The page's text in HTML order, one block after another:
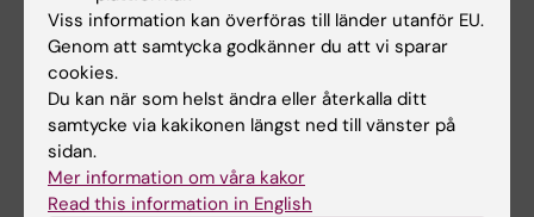
resultaten vid
transplantation av
insulinproducerande
celler
En ny RNA-baserad metod kan
hjälpa insulinproducerande
celler att klara…
upptäckta i cellens
energimaskineri
I en ny studie som publicerats i
Nature Communications
rapporterar…
Viss information kan överföras till länder utanför EU.
Genom att samtycka godkänner du att vi sparar
cookies.
Du kan när som helst ändra eller återkalla ditt
samtycke via kakikonen längst ned till vänster på
sidan.
Mer information om våra kakor
Read this information in English